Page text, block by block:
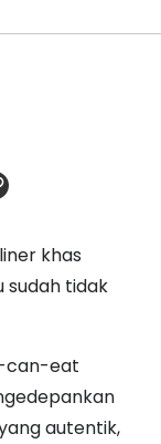
khas
sudah tidak
can-eat
autentik,